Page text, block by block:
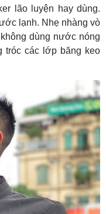
lão luyện hay dùng.
lạnh. Nhẹ nhàng vò
dùng nước nóng
tróc các lớp băng keo